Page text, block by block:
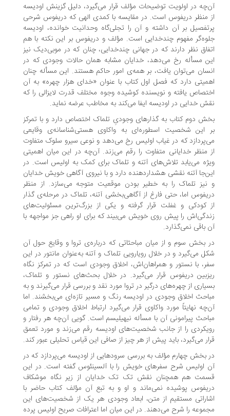
در اولویت توضیحات مؤلف قرار می‌گیرد، دلیل گزینش اودیسه
منظر دریفوس است. در مقایسه با کمدی الهی که دریفوس شرحی
بر آن داشته و آن را تجلی‌گاه وحدانیت خوانده، اودیسه
مفهوم چندخدایی است. مؤلف و دریفوس بر این نکته با هم
نظر دارند که در جهانی چندخدایی، چنان که در موبی‌دیک نیز
مسأله رخ می‌دهد، خدایان مشابه همان حالات وجودی که در
می‌توان یافت، بر همه‌ی امور حاکم هستند. این مسأله چنان
دارد که فصل اول کتاب با عنوان «خدای هزار چهره» به آن
یافته و نویسنده کوشیده وجوه مختلف قدرت لایزالی را که
خدایی در اودیسه ایفا می‌کند به مخاطب عرضه نماید.
دوم کتاب به گذارهای وجودیِ تلماک اختصاص دارد و با تمرکز
این شخصیت اسطوره‌ای به واکاوی هستی‌شناسانه‌ی وقایعی
که در غیاب اولیس رخ می‌دهد و نوعی سیرو سلوک متفاوت
منظر خدایانی متفاوت را رقم می‌زند. آن‌چه در این میان اهمیتی
می‌یابد تلاش‌های آتنه و تلماک برای کمک به اولیس است. در
آتنه نقشی هشداردهنده دارد و با نیروی آگاهی خویش خدایان
تلماک را به خطیر بودن موقعیت متوجه می‌سازد. از منظر
اما، حتی فارغ از آگاهی‌بخشی آتنه، تلماک در مرحله‌ی گذار
کودکی و غفلت قرار گرفته و یکی از بزرگ‌ترین مسئولیت‌های
را پیش روی خویش می‌بیند که برای او راهی جز مواجهه با
باقی نمی‌گذارد.
بخش سوم و از میان مباحثاتی که درباره‌ی تروا و وقایع حول آن
می‌گیرد و در خلال رویارویی تلماک و آتنه به‌عنوان مانتور در این
با نستور و همراهان‌اش، اخلاق وجودی است که در تمرکز نگاه
دریفوس قرار می‌گیرد. در خلال بحث‌های نستور و تلماک،
از چهره‌های درگیر در تروا مورد نقد و بررسی قرار می‌گیرند و به
اخلاق وجودی در اودیسه رنگ و مسیر تازه‌ای می‌بخشند. اما
نهایتاً مورد واکاوی قرار می‌گیرد ارتباط اخلاق وجودی و تمامی
پیرامونی آن با مسأله نیهیلیسم است. گویی آن‌چه هر رفتار و
را از جانب شخصیت‌های اودیسه رقم می‌زند و مورد تعمق
می‌گیرد، باید پیش از هر چیز از صافی این قیاس تحلیلی عبور کند.
بخش چهارم مؤلف به بررسی سرودهایی از اودیسه می‌پردازد که در
اولیس شرح سفرهای خویش را با آلسینئوس گفته است. در این
هم همچنان نقش تک تک خدایان از زیر نگاه موشکاف
پوشیده نمی‌ماند و او و به تبع آن مؤلف کتاب حاضر با
مستقیم از متن، ابعاد وجودی هر یک از شخصیت‌های این
را شرح می‌دهند. در این میان اما اعترافات صریح اولیس پرده